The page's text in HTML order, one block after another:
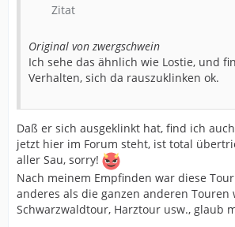
Zitat
Original von zwergschwein
Ich sehe das ähnlich wie Lostie, und
Verhalten, sich da rauszuklinken ok.
Daß er sich ausgeklinkt hat, find ich
jetzt hier im Forum steht, ist total
aller Sau, sorry!
Nach meinem Empfinden war diese
anderes als die ganzen anderen Touren
Schwarzwaldtour, Harztour usw., glaub